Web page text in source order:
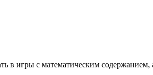
в игры с математическим содержанием,